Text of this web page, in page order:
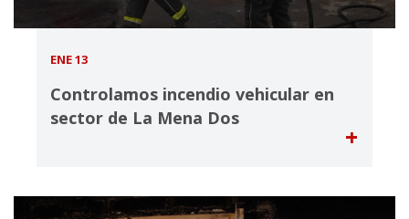
ENE 13
Controlamos incendio vehicular en
sector de La Mena Dos
+